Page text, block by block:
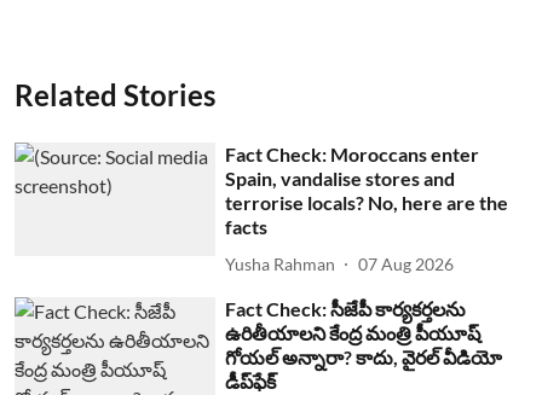
Related Stories
Fact Check: Moroccans enter
Spain, vandalise stores and
terrorise locals? No, here are the
facts
Yusha Rahman 07 Aug 2026
Fact Check: సీజేపీ కార్యకర్తలను
ఉరితీయాలని కేంద్ర మంత్రి పీయూష్
గోయల్ అన్నారా? కాదు, వైరల్ వీడియో
డీప్‌ఫేక్